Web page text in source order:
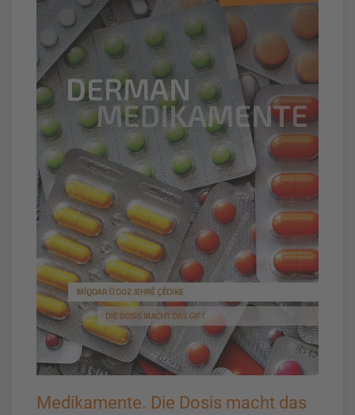
Medikamente. Die Dosis macht das